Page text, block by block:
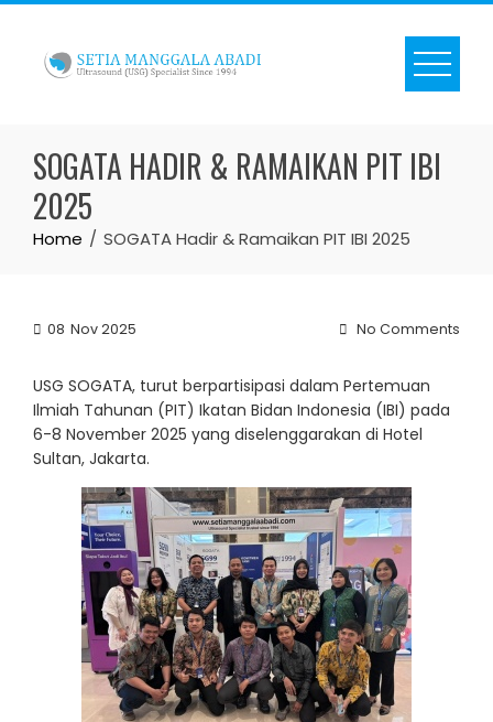
Skip
content
SOGATA HADIR & RAMAIKAN PIT IBI
2025
Home SOGATA Hadir & Ramaikan PIT IBI 2025
08 Nov 2025 No Comments
USG SOGATA, turut berpartisipasi dalam Pertemuan
Ilmiah Tahunan (PIT) Ikatan Bidan Indonesia (IBI) pada
6-8 November 2025 yang diselenggarakan di Hotel
Sultan, Jakarta.